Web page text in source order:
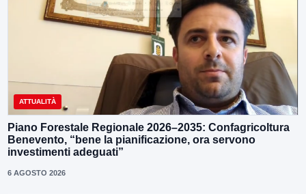
ATTUALITÀ
Piano Forestale Regionale 2026–2035: Confagricoltura
Benevento, “bene la pianificazione, ora servono
investimenti adeguati”
6 AGOSTO 2026